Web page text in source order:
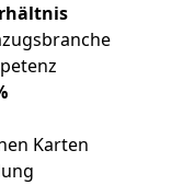
Karten